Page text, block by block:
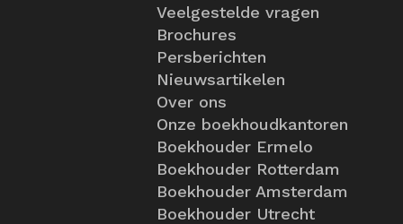
Veelgestelde vragen
Brochures
Persberichten
Nieuwsartikelen
Over ons
Onze boekhoudkantoren
Boekhouder Ermelo
Boekhouder Rotterdam
Boekhouder Amsterdam
Boekhouder Utrecht